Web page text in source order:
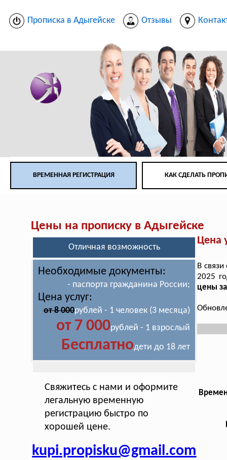
Прописка в Адыгейске Отзывы
ВРЕМЕННАЯ РЕГИСТРАЦИЯ КАК СДЕЛАТЬ
Цены на прописку в Адыгейске
Отличная возможность
Необходимые документы:
- паспорта гражданина России;
Цена услуг:
от 8 000рублей - 1 человек (3 месяца)
от 7 000рублей - 1 взрослый
Бесплатнодети до 18 лет
Свяжитесь с нами и оформите
легальную временную
регистрацию быстро по
хорошей цене.
kupi.propisku@gmail.com
Цена
В
2025
цены